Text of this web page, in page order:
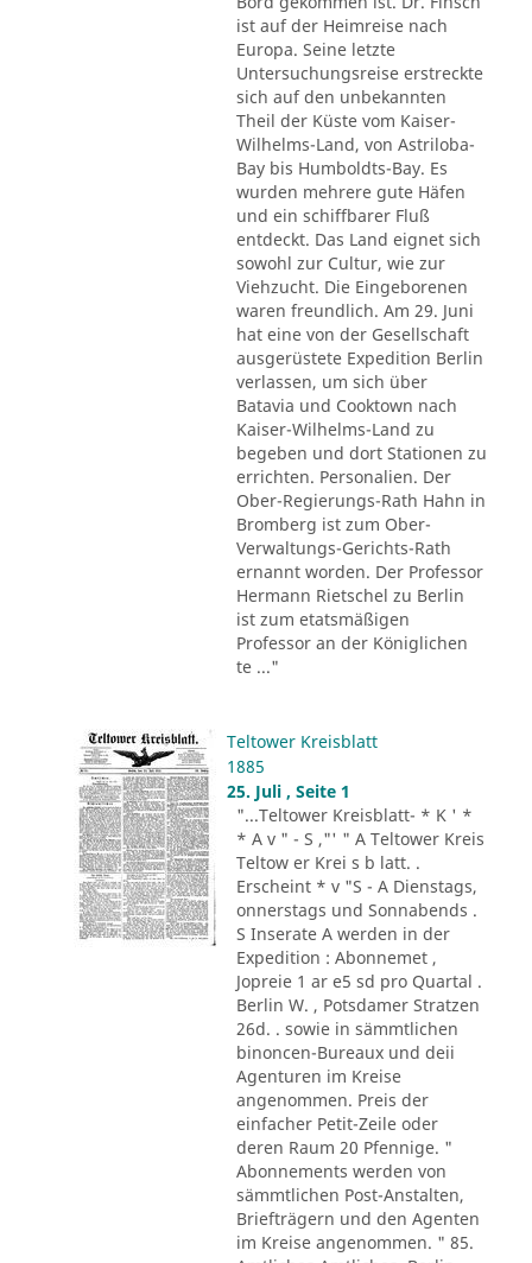
ist auf der Heimreise nach
Europa. Seine letzte
Untersuchungsreise erstreckte
sich auf den unbekannten
Theil der Küste vom Kaiser-
Wilhelms-Land, von Astriloba-
Bay bis Humboldts-Bay. Es
wurden mehrere gute Häfen
und ein schiffbarer Fluß
entdeckt. Das Land eignet sich
sowohl zur Cultur, wie zur
Viehzucht. Die Eingeborenen
waren freundlich. Am 29. Juni
hat eine von der Gesellschaft
ausgerüstete Expedition Berlin
verlassen, um sich über
Batavia und Cooktown nach
Kaiser-Wilhelms-Land zu
begeben und dort Stationen zu
errichten. Personalien. Der
Ober-Regierungs-Rath Hahn in
Bromberg ist zum Ober-
Verwaltungs-Gerichts-Rath
ernannt worden. Der Professor
Hermann Rietschel zu Berlin
ist zum etatsmäßigen
Professor an der Königlichen
te ..."
Teltower Kreisblatt
1885
25. Juli , Seite 1
"...Teltower Kreisblatt- * K ' *
* A v " - S ,"' " A Teltower Kreis
Teltow er Krei s b latt. .
Erscheint * v "S - A Dienstags,
onnerstags und Sonnabends .
S Inserate A werden in der
Expedition : Abonnemet ,
Jopreie 1 ar e5 sd pro Quartal .
Berlin W. , Potsdamer Stratzen
26d. . sowie in sämmtlichen
binoncen-Bureaux und deii
Agenturen im Kreise
angenommen. Preis der
einfacher Petit-Zeile oder
deren Raum 20 Pfennige. "
Abonnements werden von
sämmtlichen Post-Anstalten,
Briefträgern und den Agenten
im Kreise angenommen. " 85.